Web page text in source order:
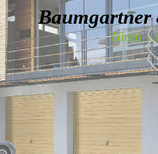
Baumgartner
Türen -